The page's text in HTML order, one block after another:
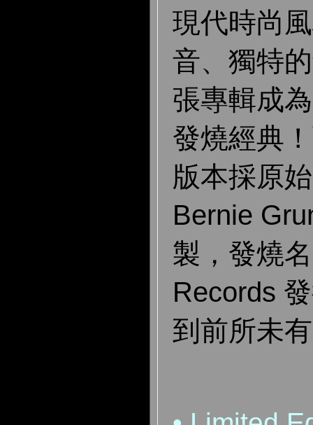
現代時尚
音、獨特
張專輯成
發燒經典
版本採原
Bernie
製，發燒
Records
到前所未